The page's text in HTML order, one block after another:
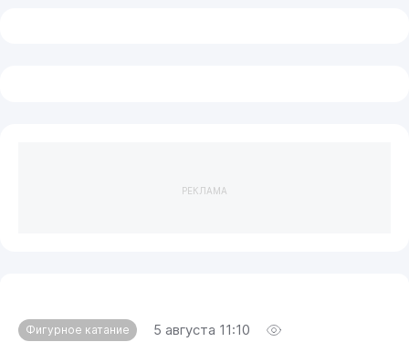
РЕКЛАМА
Фигурное катание 5 августа 11:10